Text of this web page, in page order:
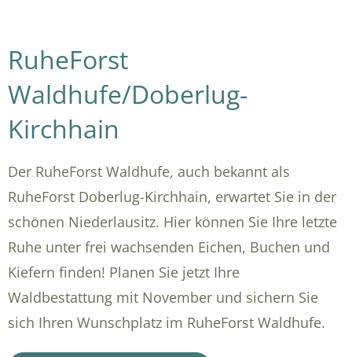
RuheForst
Waldhufe/Doberlug-
Kirchhain
Der RuheForst Waldhufe, auch bekannt als
RuheForst Doberlug-Kirchhain, erwartet Sie in der
schönen Niederlausitz. Hier können Sie Ihre letzte
Ruhe unter frei wachsenden Eichen, Buchen und
Kiefern finden! Planen Sie jetzt Ihre
Waldbestattung mit November und sichern Sie
sich Ihren Wunschplatz im RuheForst Waldhufe.